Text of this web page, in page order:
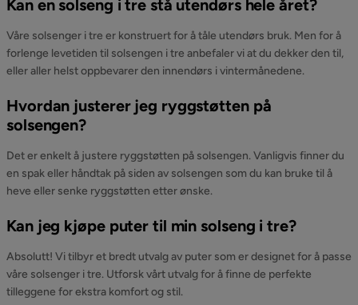
Kan en solseng i tre stå utendørs hele året?
Våre solsenger i tre er konstruert for å tåle utendørs bruk. Men for å
forlenge levetiden til solsengen i tre anbefaler vi at du dekker den til,
eller aller helst oppbevarer den innendørs i vintermånedene.
Hvordan justerer jeg ryggstøtten på
solsengen?
Det er enkelt å justere ryggstøtten på solsengen. Vanligvis finner du
en spak eller håndtak på siden av solsengen som du kan bruke til å
heve eller senke ryggstøtten etter ønske.
Kan jeg kjøpe puter til min solseng i tre?
Absolutt! Vi tilbyr et bredt utvalg av puter som er designet for å passe
våre solsenger i tre. Utforsk vårt utvalg for å finne de perfekte
tilleggene for ekstra komfort og stil.